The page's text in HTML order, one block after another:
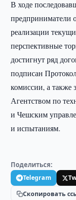
В ходе
предприниматели
реализации
перспективные
достигнут ряд
подписан
комиссии, а
Агентством по
и Чешским
и испытаниям.
Поделиться:
Telegram
Скопировать